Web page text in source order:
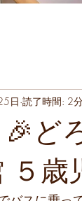
ど
５歳
日 読了時間: 2